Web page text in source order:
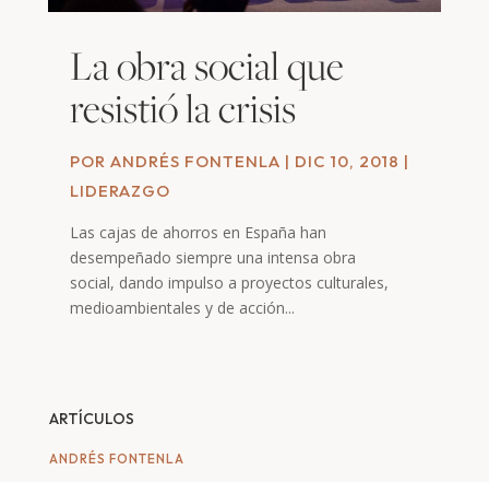
La obra social que
resistió la crisis
POR ANDRÉS FONTENLA | DIC 10, 2018 |
LIDERAZGO
Las cajas de ahorros en España han
desempeñado siempre una intensa obra
social, dando impulso a proyectos culturales,
medioambientales y de acción...
ARTÍCULOS
ANDRÉS FONTENLA